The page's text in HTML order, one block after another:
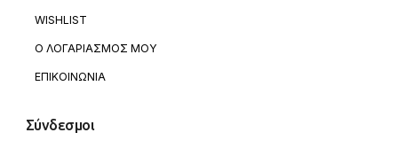
WISHLIST
Ο ΛΟΓΑΡΙΑΣΜΟΣ ΜΟΥ
ΕΠΙΚΟΙΝΩΝΙΑ
Σύνδεσμοι